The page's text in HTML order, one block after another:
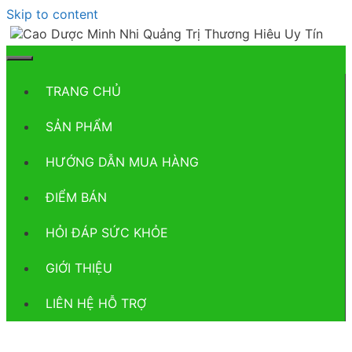
Skip to content
TRANG CHỦ
SẢN PHẨM
HƯỚNG DẪN MUA HÀNG
ĐIỂM BÁN
HỎI ĐÁP SỨC KHỎE
GIỚI THIỆU
LIÊN HỆ HỖ TRỢ